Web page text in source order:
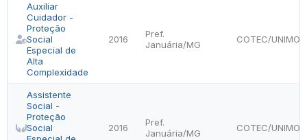
Auxiliar
Cuidador -
Proteção
Social
Especial de
Alta
Complexidade
2016
Pref.
Januária/MG
COTEC/
Assistente
Social -
Proteção
Social
2016
Pref.
Januária/MG
COTEC/